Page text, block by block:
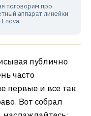
поговорим про
аппарат линейки
nova.
публично
часто
первые и все так
Вот собрал